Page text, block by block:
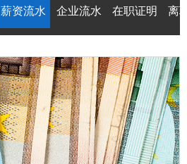
薪资流水 企业流水 在职证明 离